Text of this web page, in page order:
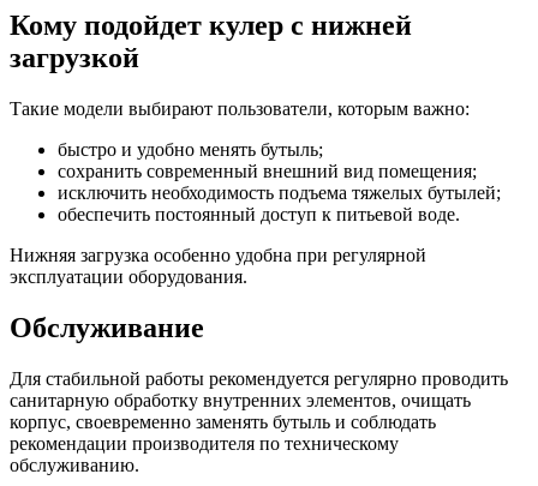
Кому подойдет кулер с нижней
загрузкой
Такие модели выбирают пользователи, которым важно:
быстро и удобно менять бутыль;
сохранить современный внешний вид помещения;
исключить необходимость подъема тяжелых бутылей;
обеспечить постоянный доступ к питьевой воде.
Нижняя загрузка особенно удобна при регулярной
эксплуатации оборудования.
Обслуживание
Для стабильной работы рекомендуется регулярно проводить
санитарную обработку внутренних элементов, очищать
корпус, своевременно заменять бутыль и соблюдать
рекомендации производителя по техническому
обслуживанию.